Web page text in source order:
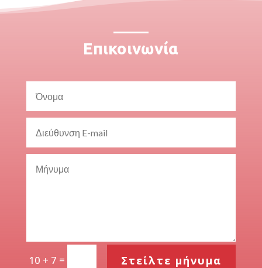
Επικοινωνία
10 + 7 = Στείλτε μήνυμα